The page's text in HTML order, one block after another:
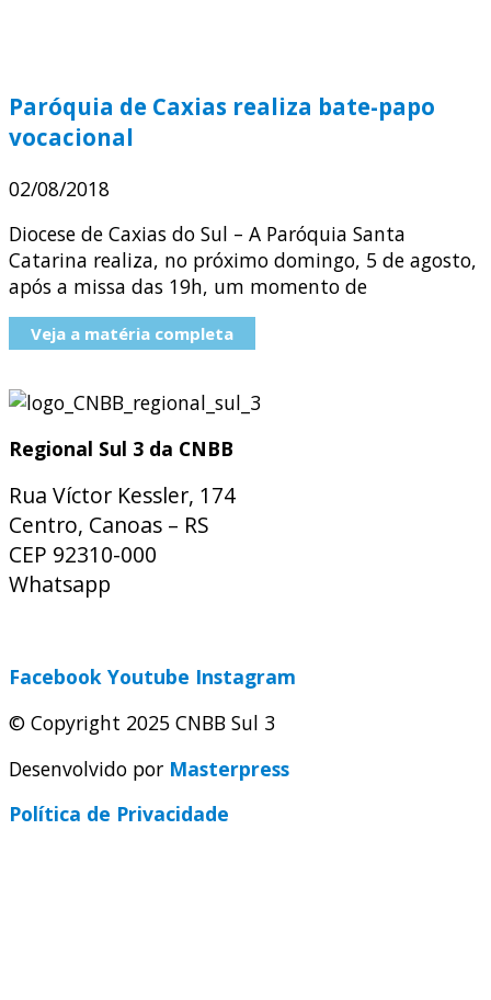
Paróquia de Caxias realiza bate-papo
vocacional
02/08/2018
Diocese de Caxias do Sul – A Paróquia Santa
Catarina realiza, no próximo domingo, 5 de agosto,
após a missa das 19h, um momento de
Veja a matéria completa
Regional Sul 3 da CNBB
Rua Víctor Kessler, 174
Centro, Canoas – RS
CEP 92310-000
Whatsapp
Facebook Youtube Instagram
© Copyright 2025 CNBB Sul 3
Desenvolvido por Masterpress
Política de Privacidade